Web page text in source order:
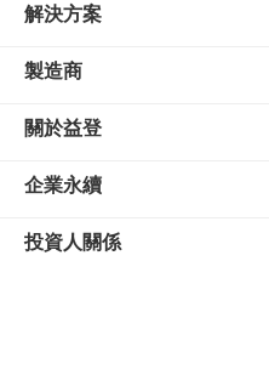
解決方案
製造商
關於益登
企業永續
投資人關係